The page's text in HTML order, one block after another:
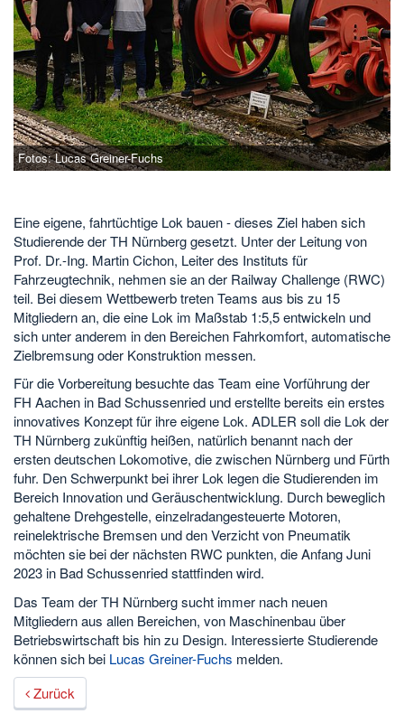
Fotos: Lucas Greiner-Fuchs
Eine eigene, fahrtüchtige Lok bauen - dieses Ziel haben sich
Studierende der TH Nürnberg gesetzt. Unter der Leitung von
Prof. Dr.-Ing. Martin Cichon, Leiter des Instituts für
Fahrzeugtechnik, nehmen sie an der Railway Challenge (RWC)
teil. Bei diesem Wettbewerb treten Teams aus bis zu 15
Mitgliedern an, die eine Lok im Maßstab 1:5,5 entwickeln und
sich unter anderem in den Bereichen Fahrkomfort, automatische
Zielbremsung oder Konstruktion messen.
Für die Vorbereitung besuchte das Team eine Vorführung der
FH Aachen in Bad Schussenried und erstellte bereits ein erstes
innovatives Konzept für ihre eigene Lok. ADLER soll die Lok der
TH Nürnberg zukünftig heißen, natürlich benannt nach der
ersten deutschen Lokomotive, die zwischen Nürnberg und Fürth
fuhr. Den Schwerpunkt bei ihrer Lok legen die Studierenden im
Bereich Innovation und Geräuschentwicklung. Durch beweglich
gehaltene Drehgestelle, einzelradangesteuerte Motoren,
reinelektrische Bremsen und den Verzicht von Pneumatik
möchten sie bei der nächsten RWC punkten, die Anfang Juni
2023 in Bad Schussenried stattfinden wird.
Das Team der TH Nürnberg sucht immer nach neuen
Mitgliedern aus allen Bereichen, von Maschinenbau über
Betriebswirtschaft bis hin zu Design. Interessierte Studierende
können sich bei Lucas Greiner-Fuchs melden.
Zurück